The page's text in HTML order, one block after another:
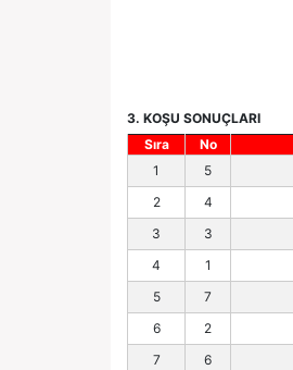
3. KOŞU SONUÇLARI
Sıra
No
1
5
2
4
3
3
4
1
5
7
6
2
7
6